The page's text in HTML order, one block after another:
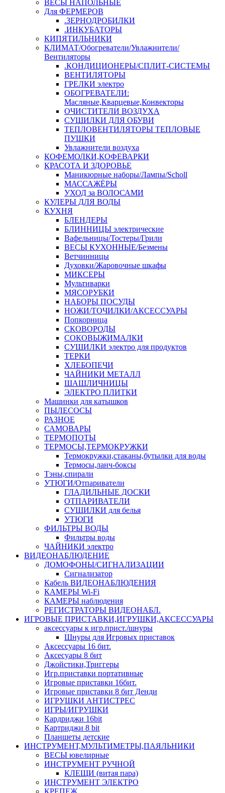
ВЕСЫ НАПОЛЬНЫЕ
Для ФЕРМЕРОВ
.ЗЕРНОДРОБИЛКИ
.ИНКУБАТОРЫ
КИПЯТИЛЬНИКИ
КЛИМАТ/Обогреватели/Увлажнители/
Вентиляторы
.КОНДИЦИОНЕРЫ/СПЛИТ-СИСТЕМЫ
ВЕНТИЛЯТОРЫ
ГРЕЛКИ электро
ОБОГРЕВАТЕЛИ:
Масляные,Кварцевые,Конвекторы
ОЧИСТИТЕЛИ ВОЗДУХА
СУШИЛКИ ДЛЯ ОБУВИ
ТЕПЛОВЕНТИЛЯТОРЫ ТЕПЛОВЫЕ
ПУШКИ
Увлажнители воздуха
КОФЕМОЛКИ,КОФЕВАРКИ
КРАСОТА И ЗДОРОВЬЕ
Маникюрные наборы/Лампы/Scholl
МАССАЖЁРЫ
УХОД за ВОЛОСАМИ
КУЛЕРЫ ДЛЯ ВОДЫ
КУХНЯ
БЛЕНДЕРЫ
БЛИННИЦЫ электрические
Вафельницы/Тостеры/Грили
ВЕСЫ КУХОННЫЕ/Безмены
Ветчинницы
Духовки/Жаровочные шкафы
МИКСЕРЫ
Мультиварки
МЯСОРУБКИ
НАБОРЫ ПОСУДЫ
НОЖИ/ТОЧИЛКИ/АКСЕССУАРЫ
Попкорница
СКОВОРОДЫ
СОКОВЫЖИМАЛКИ
СУШИЛКИ электро для продуктов
ТЕРКИ
ХЛЕБОПЕЧИ
ЧАЙНИКИ МЕТАЛЛ
ШАШЛИЧНИЦЫ
ЭЛЕКТРО ПЛИТКИ
Машинки для катышков
ПЫЛЕСОСЫ
РАЗНОЕ
САМОВАРЫ
ТЕРМОПОТЫ
ТЕРМОСЫ,ТЕРМОКРУЖКИ
Термокружки,стаканы,бутылки для воды
Термосы,ланч-боксы
Тэны,спирали
УТЮГИ/Отпариватели
ГЛАДИЛЬНЫЕ ДОСКИ
ОТПАРИВАТЕЛИ
СУШИЛКИ для белья
УТЮГИ
ФИЛЬТРЫ ВОДЫ
Фильтры воды
ЧАЙНИКИ электро
ВИДЕОНАБЛЮДЕНИЕ
ДОМОФОНЫ/СИГНАЛИЗАЦИИ
Сигнализатор
Кабель ВИДЕОНАБЛЮДЕНИЯ
КАМЕРЫ Wi-Fi
КАМЕРЫ наблюдения
РЕГИСТРАТОРЫ ВИДЕОНАБЛ.
ИГРОВЫЕ ПРИСТАВКИ,ИГРУШКИ,АКСЕССУАРЫ
аксесcуары к игр.прист./шнуры
Шнуры для Игровых приставок
Аксессуары 16 бит.
Аксесуары 8 бит
Джойстики,Триггеры
Игр.приставки портативные
Игровые приставки 16бит.
Игровые приставки 8 бит Денди
ИГРУШКИ АНТИСТРЕС
ИГРЫ/ИГРУШКИ
Кардриджи 16bit
Картриджи 8 bit
Планшеты детские
ИНСТРУМЕНТ,МУЛЬТИМЕТРЫ,ПАЯЛЬНИКИ
ВЕСЫ ювелирные
ИНСТРУМЕНТ РУЧНОЙ
КЛЕЩИ (витая пара)
ИНСТРУМЕНТ ЭЛЕКТРО
КРЕПЕЖ